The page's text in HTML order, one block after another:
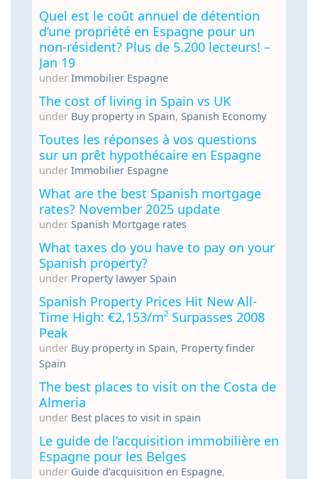
Quel est le coût annuel de détention
d’une propriété en Espagne pour un
non-résident? Plus de 5.200 lecteurs! –
Jan 19
under Immobilier Espagne
The cost of living in Spain vs UK
under Buy property in Spain, Spanish Economy
Toutes les réponses à vos questions
sur un prêt hypothécaire en Espagne
under Immobilier Espagne
What are the best Spanish mortgage
rates? November 2025 update
under Spanish Mortgage rates
What taxes do you have to pay on your
Spanish property?
under Property lawyer Spain
Spanish Property Prices Hit New All-
Time High: €2,153/m² Surpasses 2008
Peak
under Buy property in Spain, Property finder
Spain
The best places to visit on the Costa de
Almeria
under Best places to visit in spain
Le guide de l’acquisition immobilière en
Espagne pour les Belges
under Guide d'acquisition en Espagne,